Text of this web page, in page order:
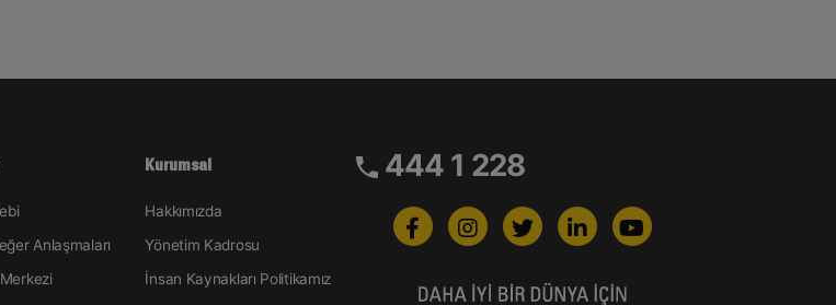
Anlaşmaları
Kurumsal
Hakkımızda
Yönetim Kadrosu
İnsan Kaynakları Politikamız
444 1 228